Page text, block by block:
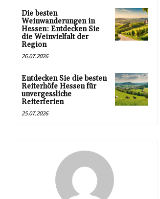
Die besten
Weinwanderungen in
Hessen: Entdecken Sie
die Weinvielfalt der
Region
26.07.2026
Entdecken Sie die besten
Reiterhöfe Hessen für
unvergessliche
Reiterferien
25.07.2026